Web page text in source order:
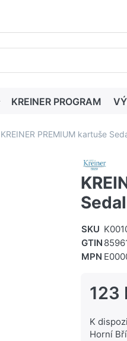
zobrazí automaticky při
KREINER PROGRAM
KREINER PREMIUM kartuše
SKU
GTIN
MPN
123
K
Horní